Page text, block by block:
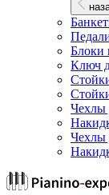
Блоки
Ключ
Чехлы
Чехлы